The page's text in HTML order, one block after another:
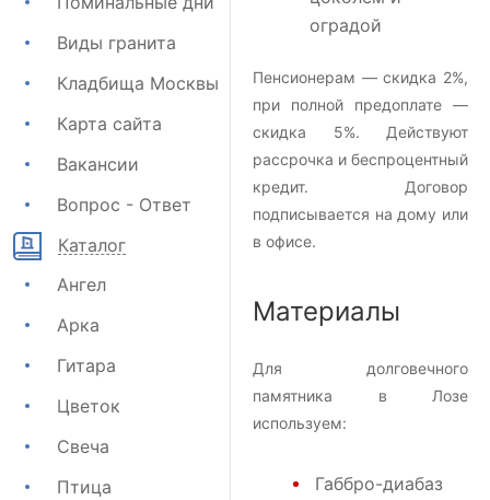
Виды гранита
Кладбища Москвы
Карта сайта
Вакансии
Вопрос - Ответ
Каталог
Ангел
Арка
Гитара
Цветок
Свеча
Птица
оградой
Пенсионерам — скидка 2%,
при полной предоплате —
скидка 5%. Действуют
рассрочка и беспроцентный
кредит. Договор
подписывается на дому или
в офисе.
Материалы
Для долговечного
памятника в Лозе
используем:
Габбро-диабаз